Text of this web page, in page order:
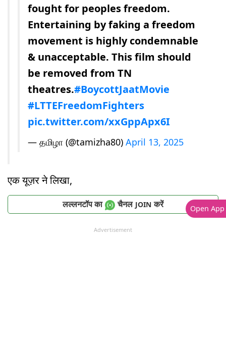
fought for peoples freedom.
Entertaining by faking a freedom
movement is highly condemnable
& unacceptable. This film should
be removed from TN
theatres.#BoycottJaatMovie
#LTTEFreedomFighters
pic.twitter.com/xxGppApx6I
— தமிழா (@tamizha80) April 13, 2025
एक यूज़र ने लिखा,
लल्लनटॉप का चैनल JOIN करें
Advertisement
Open App